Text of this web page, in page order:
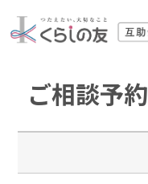
ご相談予約